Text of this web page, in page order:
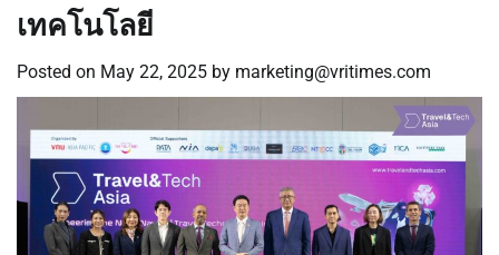
เทคโนโลยี
Posted on May 22, 2025 by marketing@vritimes.com